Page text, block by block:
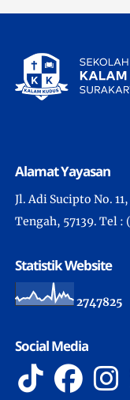
Alamat Yayasan
Jl. Adi Sucipto No.
Tengah, 57139. Tel :
Statistik Website
2747825
Social Media